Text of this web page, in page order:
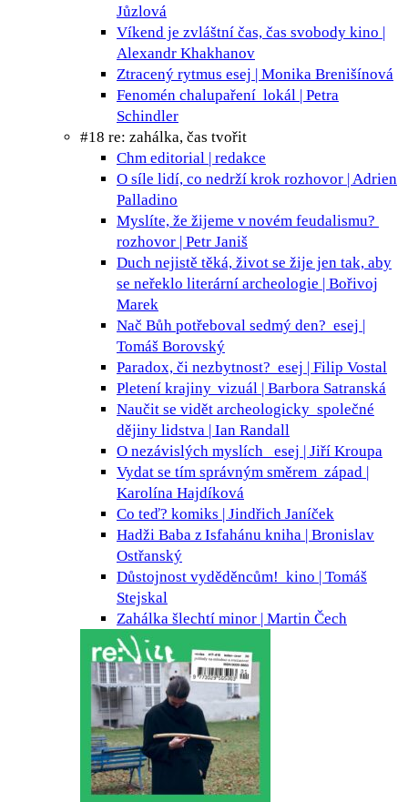
Jůzlová
Víkend je zvláštní čas, čas svobody kino |
Alexandr Khakhanov
Ztracený rytmus esej | Monika Brenišínová
Fenomén chalupaření lokál | Petra
Schindler
#18 re: zahálka, čas tvořit
Chm editorial | redakce
O síle lidí, co nedrží krok rozhovor | Adrien
Palladino
Myslíte, že žijeme v novém feudalismu?
rozhovor | Petr Janiš
Duch nejistě těká, život se žije jen tak, aby
se neřeklo literární archeologie | Bořivoj
Marek
Nač Bůh potřeboval sedmý den? esej |
Tomáš Borovský
Paradox, či nezbytnost? esej | Filip Vostal
Pletení krajiny vizuál | Barbora Satranská
Naučit se vidět archeologicky společné
dějiny lidstva | Ian Randall
O nezávislých myslích
esej | Jiří Kroupa
Vydat se tím správným směrem západ |
Karolína Hajdíková
Co teď? komiks | Jindřich Janíček
Hadži Baba z Isfahánu kniha | Bronislav
Ostřanský
Důstojnost vyděděncům! kino | Tomáš
Stejskal
Zahálka šlechtí minor | Martin Čech